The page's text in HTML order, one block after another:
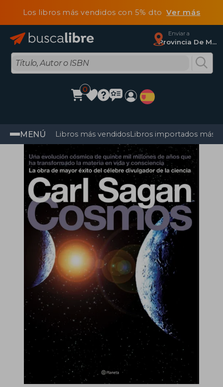
Los libros más vendidos con 5% dtoVer más
Enviar a
Provincia De Madrid
0
MENÚ Libros más vendidosLibros importados más